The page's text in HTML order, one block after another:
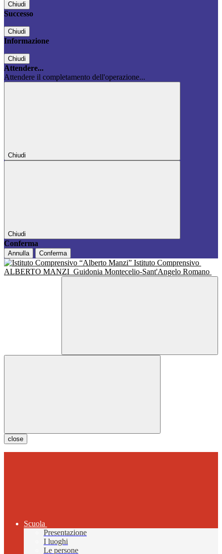
Chiudi
Successo
Chiudi
Informazione
Chiudi
Attendere...
Attendere il completamento dell'operazione...
Chiudi
Chiudi
Conferma
Annulla Conferma
Istituto Comprensivo
ALBERTO MANZI Guidonia Montecelio-Sant'Angelo Romano
close
Scuola
Presentazione
I luoghi
Le persone